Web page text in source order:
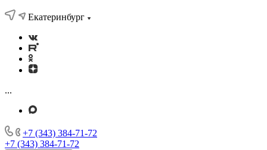
Екатеринбург
...
+7 (343) 384-71-72
+7 (343) 384-71-72